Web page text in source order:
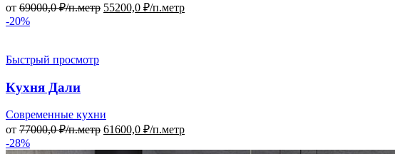
от 69000,0₽/п.метр 55200,0 ₽/п.метр
-20%
Быстрый просмотр
Кухня Дали
Современные кухни
от 77000,0₽/п.метр 61600,0 ₽/п.метр
-28%